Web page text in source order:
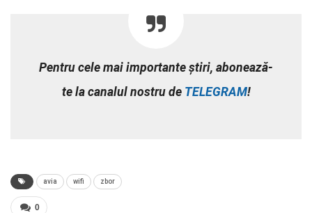
Pentru cele mai importante știri, abonează-
te la canalul nostru deTELEGRAM!
avia wifi zbor
0